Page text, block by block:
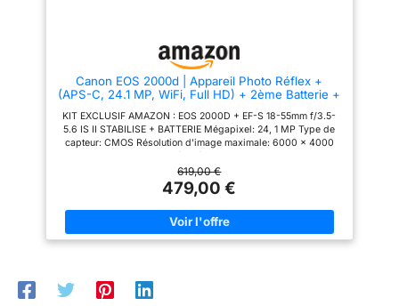
Canon EOS 2000d | Appareil Photo Réflex +
(APS-C, 24.1 MP, WiFi, Full HD) + 2ème Batterie +
Amazon Exclusive Noir
KIT EXCLUSIF AMAZON : EOS 2000D + EF-S 18-55mm f/3.5-
5.6 IS II STABILISE + BATTERIE Mégapixel: 24, 1 MP Type de
capteur: CMOS Résolution d'image maximale: 6000 x 4000
pixels. La sensibilité ISO (max): 12800. Longueur focale: 18 -
55 mm. Vitesse maximale d'obturation de la caméra: 1/4000 s.
Wifi. Type HD: Full HD Résolution vidéo maximale: 1920 x 1080
pixels. Taille de l'écran: 7, 62 cm (3"). Viseur d'appareil photo:
Optique. PictBridge. Poids: 475 g. Couleur du produit: Noir
619,00 €
479,00 €